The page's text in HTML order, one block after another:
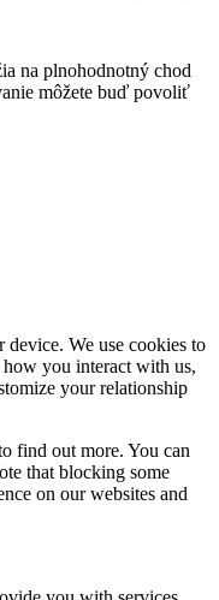
na plnohodnotný chod
môžete buď povoliť
device. We use cookies to
you interact with us,
your relationship
find out more. You can
that blocking some
on our websites and